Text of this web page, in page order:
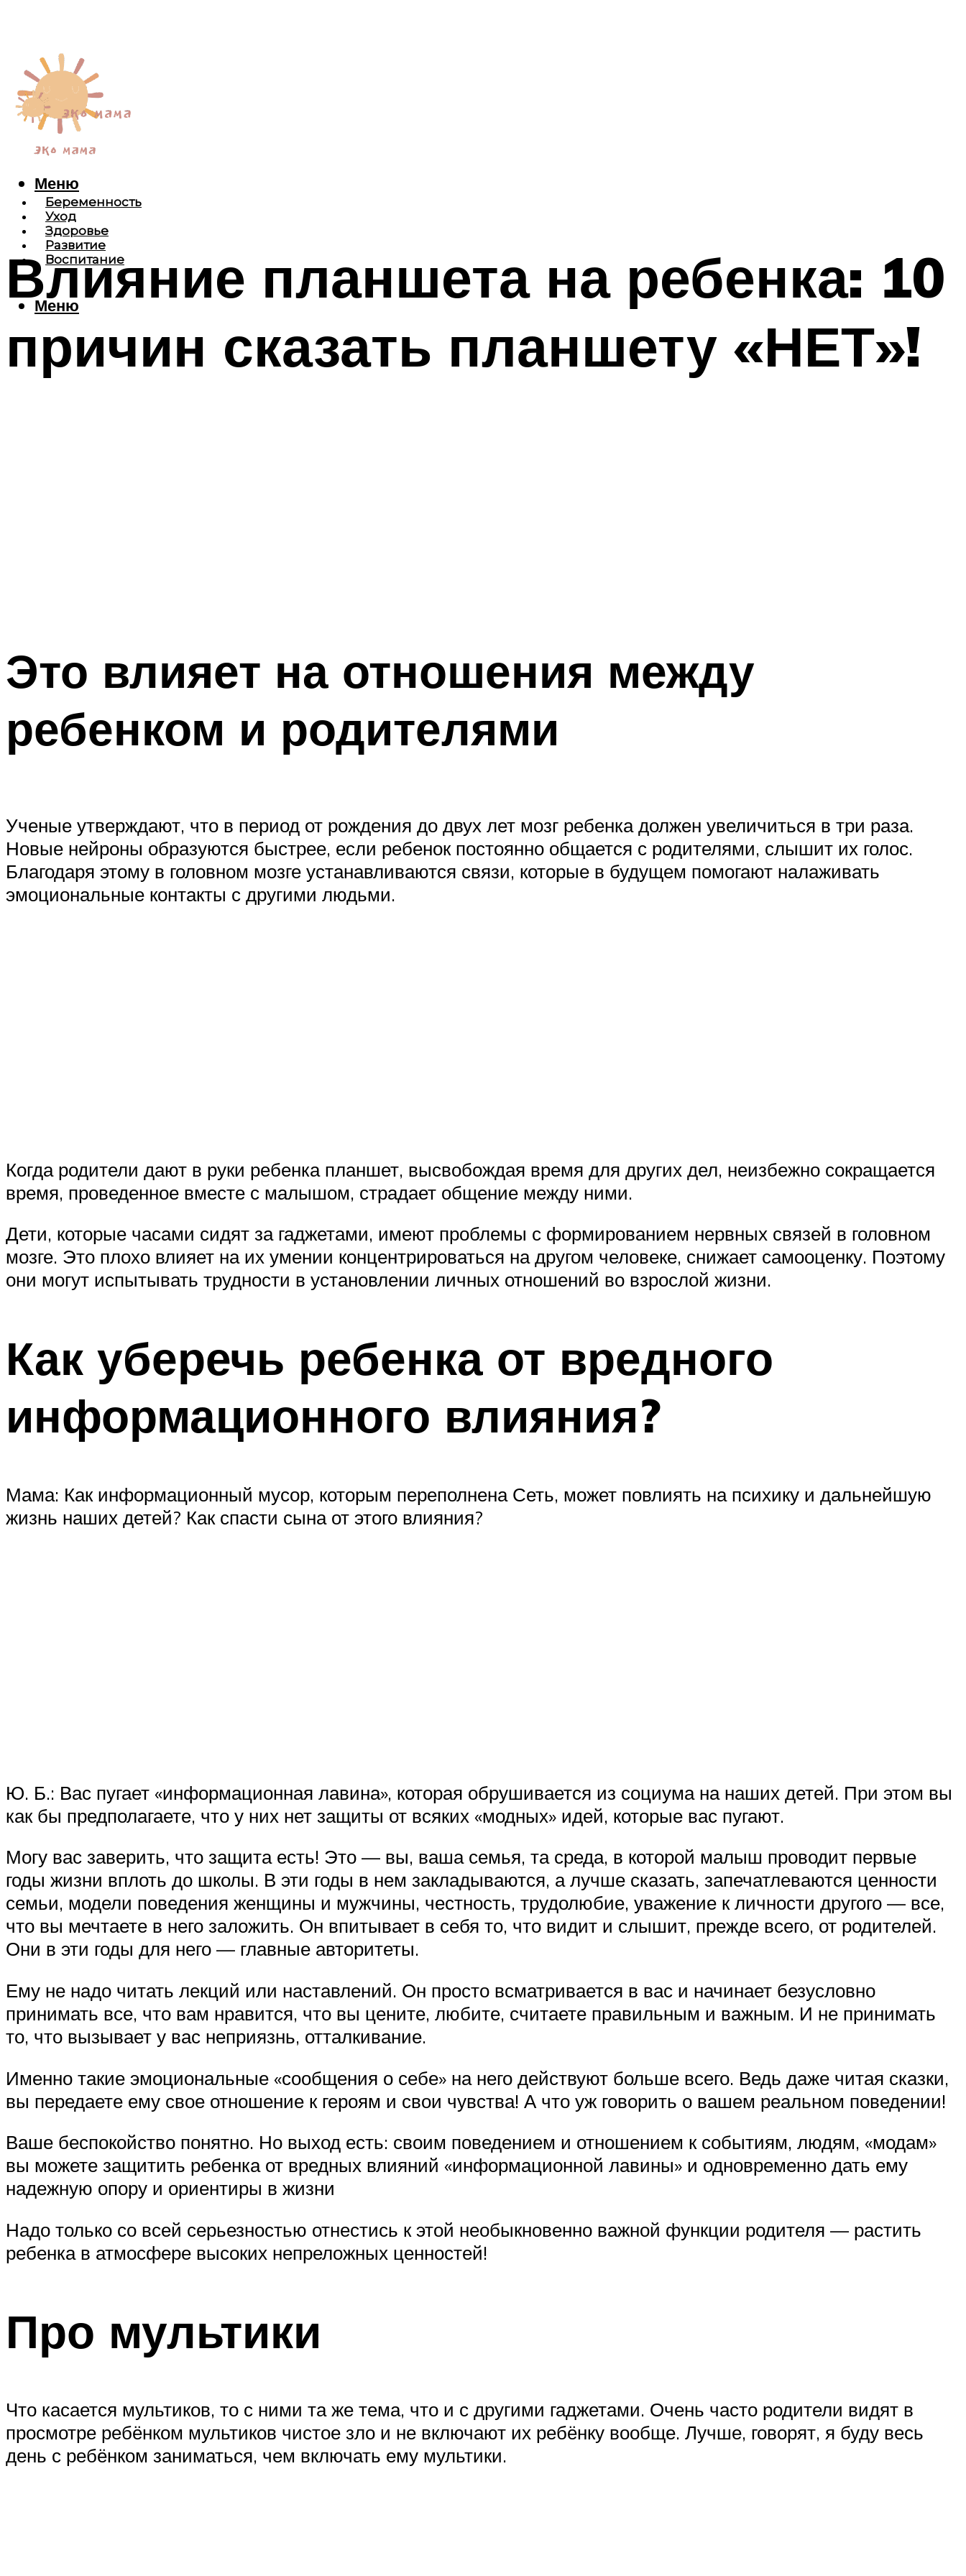
Беременность
Уход
Здоровье
Развитие
Воспитание
Меню
Меню
Влияние планшета на ребенка: 10
причин сказать планшету «НЕТ»!
Это влияет на отношения между
ребенком и родителями
Ученые утверждают, что в период от рождения до двух лет мозг ребенка должен увеличиться в три раза.
Новые нейроны образуются быстрее, если ребенок постоянно общается с родителями, слышит их голос.
Благодаря этому в головном мозге устанавливаются связи, которые в будущем помогают налаживать
эмоциональные контакты с другими людьми.
Когда родители дают в руки ребенка планшет, высвобождая время для других дел, неизбежно сокращается
время, проведенное вместе с малышом, страдает общение между ними.
Дети, которые часами сидят за гаджетами, имеют проблемы с формированием нервных связей в головном
мозге. Это плохо влияет на их умении концентрироваться на другом человеке, снижает самооценку. Поэтому
они могут испытывать трудности в установлении личных отношений во взрослой жизни.
Как уберечь ребенка от вредного
информационного влияния?
Мама: Как информационный мусор, которым переполнена Сеть, может повлиять на психику и дальнейшую
жизнь наших детей? Как спасти сына от этого влияния?
Ю. Б.: Вас пугает «информационная лавина», которая обрушивается из социума на наших детей. При этом вы
как бы предполагаете, что у них нет защиты от всяких «модных» идей, которые вас пугают.
Могу вас заверить, что защита есть! Это — вы, ваша семья, та среда, в которой малыш проводит первые
годы жизни вплоть до школы. В эти годы в нем закладываются, а лучше сказать, запечатлеваются ценности
семьи, модели поведения женщины и мужчины, честность, трудолюбие, уважение к личности другого — все,
что вы мечтаете в него заложить. Он впитывает в себя то, что видит и слышит, прежде всего, от родителей.
Они в эти годы для него — главные авторитеты.
Ему не надо читать лекций или наставлений. Он просто всматривается в вас и начинает безусловно
принимать все, что вам нравится, что вы цените, любите, считаете правильным и важным. И не принимать
то, что вызывает у вас неприязнь, отталкивание.
Именно такие эмоциональные «сообщения о себе» на него действуют больше всего. Ведь даже читая сказки,
вы передаете ему свое отношение к героям и свои чувства! А что уж говорить о вашем реальном поведении!
Ваше беспокойство понятно. Но выход есть: своим поведением и отношением к событиям, людям, «модам»
вы можете защитить ребенка от вредных влияний «информационной лавины» и одновременно дать ему
надежную опору и ориентиры в жизни
Надо только со всей серьезностью отнестись к этой необыкновенно важной функции родителя — растить
ребенка в атмосфере высоких непреложных ценностей!
Про мультики
Что касается мультиков, то с ними та же тема, что и с другими гаджетами. Очень часто родители видят в
просмотре ребёнком мультиков чистое зло и не включают их ребёнку вообще. Лучше, говорят, я буду весь
день с ребёнком заниматься, чем включать ему мультики.